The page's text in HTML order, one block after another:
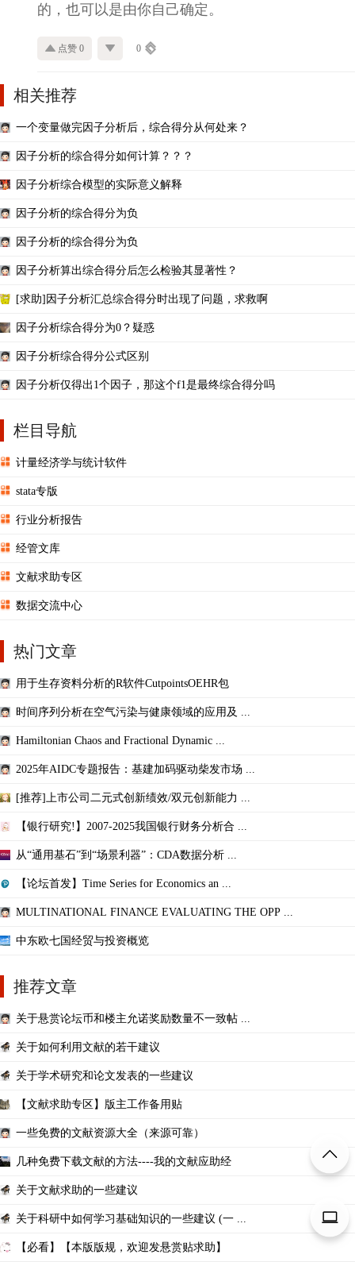
的，也可以是由你自己确定。
点赞 0 0
相关推荐
一个变量做完因子分析后，综合得分从何处来？
因子分析的综合得分如何计算？？？
因子分析综合模型的实际意义解释
因子分析的综合得分为负
因子分析的综合得分为负
因子分析算出综合得分后怎么检验其显著性？
[求助]因子分析汇总综合得分时出现了问题，求救啊
因子分析综合得分为0？疑惑
因子分析综合得分公式区别
因子分析仅得出1个因子，那这个f1是最终综合得分吗
栏目导航
计量经济学与统计软件
stata专版
行业分析报告
经管文库
文献求助专区
数据交流中心
热门文章
用于生存资料分析的R软件CutpointsOEHR包
时间序列分析在空气污染与健康领域的应用及 ...
Hamiltonian Chaos and Fractional Dynamic ...
2025年AIDC专题报告：基建加码驱动柴发市场 ...
[推荐]上市公司二元式创新绩效/双元创新能力 ...
【银行研究!】2007-2025我国银行财务分析合 ...
从“通用基石”到“场景利器”：CDA数据分析 ...
【论坛首发】Time Series for Economics an ...
MULTINATIONAL FINANCE EVALUATING THE OPP ...
中东欧七国经贸与投资概览
推荐文章
关于悬赏论坛币和楼主允诺奖励数量不一致帖 ...
关于如何利用文献的若干建议
关于学术研究和论文发表的一些建议
【文献求助专区】版主工作备用贴
一些免费的文献资源大全（来源可靠）
几种免费下载文献的方法----我的文献应助经
关于文献求助的一些建议
关于科研中如何学习基础知识的一些建议 (一 ...
【必看】【本版版规，欢迎发悬赏贴求助】